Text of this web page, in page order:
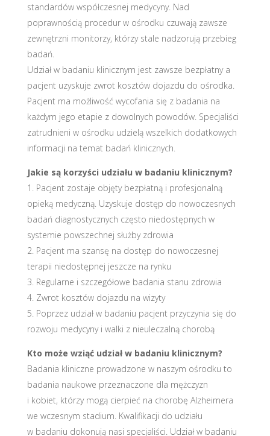
standardów współczesnej medycyny. Nad
poprawnością procedur w ośrodku czuwają zawsze
zewnętrzni monitorzy, którzy stale nadzorują przebieg
badań.
Udział w badaniu klinicznym jest zawsze bezpłatny a
pacjent uzyskuje zwrot kosztów dojazdu do ośrodka.
Pacjent ma możliwość wycofania się z badania na
każdym jego etapie z dowolnych powodów. Specjaliści
zatrudnieni w ośrodku udzielą wszelkich dodatkowych
informacji na temat badań klinicznych.
Jakie są korzyści udziału w badaniu klinicznym?
1. Pacjent zostaje objęty bezpłatną i profesjonalną
opieką medyczną. Uzyskuje dostęp do nowoczesnych
badań diagnostycznych często niedostępnych w
systemie powszechnej służby zdrowia
2. Pacjent ma szansę na dostęp do nowoczesnej
terapii niedostępnej jeszcze na rynku
3. Regularne i szczegółowe badania stanu zdrowia
4. Zwrot kosztów dojazdu na wizyty
5. Poprzez udział w badaniu pacjent przyczynia się do
rozwoju medycyny i walki z nieuleczalną chorobą
Kto może wziąć udział w badaniu klinicznym?
Badania kliniczne prowadzone w naszym ośrodku to
badania naukowe przeznaczone dla mężczyzn
i kobiet, którzy mogą cierpieć na chorobę Alzheimera
we wczesnym stadium. Kwalifikacji do udziału
w badaniu dokonują nasi specjaliści. Udział w badaniu